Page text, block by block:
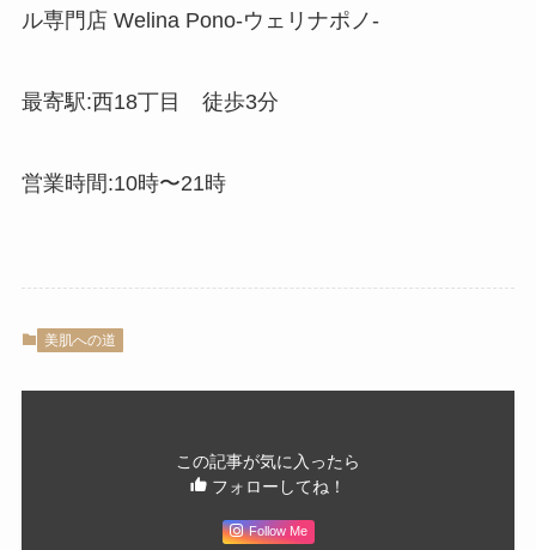
ル専門店 Welina Pono-ウェリナポノ-
最寄駅:西18丁目 徒歩3分
営業時間:10時〜21時
美肌への道
この記事が気に入ったら
フォローしてね！
Follow Me